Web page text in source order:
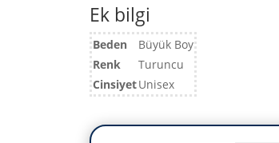
Ek bilgi
Beden
Büyük Boy
Renk
Turuncu
CinsiyetUnisex